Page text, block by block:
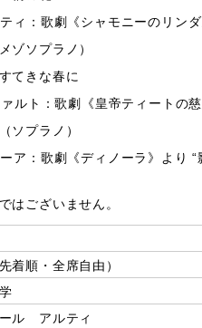
：歌劇《シャモニーのリンダ
ゾソプラノ）
きな春に
ト：歌劇《皇帝ティートの慈
ソプラノ）
：歌劇《ディノーラ》より “
はございません。
着順・全席自由）
ル アルティ